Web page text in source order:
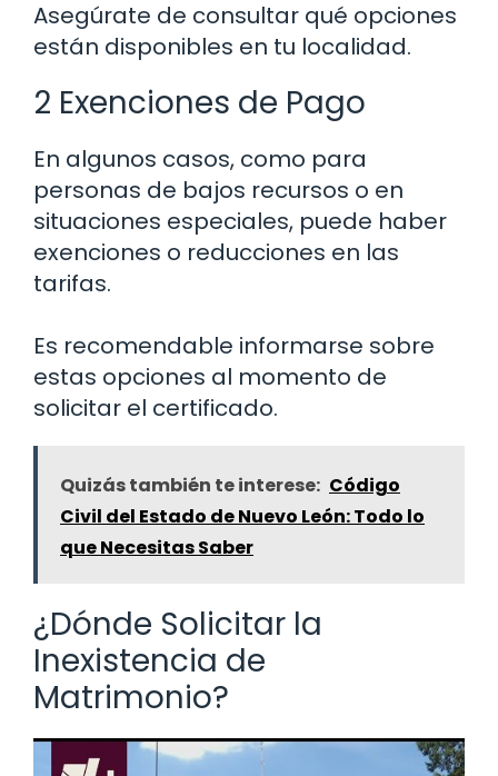
Asegúrate de consultar qué opciones
están disponibles en tu localidad.
2 Exenciones de Pago
En algunos casos, como para
personas de bajos recursos o en
situaciones especiales, puede haber
exenciones o reducciones en las
tarifas.
Es recomendable informarse sobre
estas opciones al momento de
solicitar el certificado.
Quizás también te interese: Código
Civil del Estado de Nuevo León: Todo lo
que Necesitas Saber
¿Dónde Solicitar la
Inexistencia de
Matrimonio?